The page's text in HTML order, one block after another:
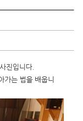
진입니다.
가는 법을 배웁니